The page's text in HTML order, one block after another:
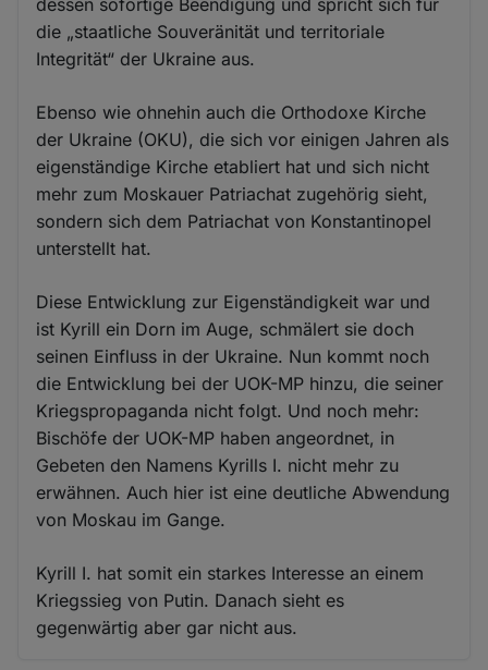
die „staatliche Souveränität und territoriale
Integrität“ der Ukraine aus.
Ebenso wie ohnehin auch die Orthodoxe Kirche
der Ukraine (OKU), die sich vor einigen Jahren als
eigenständige Kirche etabliert hat und sich nicht
mehr zum Moskauer Patriachat zugehörig sieht,
sondern sich dem Patriachat von Konstantinopel
unterstellt hat.
Diese Entwicklung zur Eigenständigkeit war und
ist Kyrill ein Dorn im Auge, schmälert sie doch
seinen Einfluss in der Ukraine. Nun kommt noch
die Entwicklung bei der UOK-MP hinzu, die seiner
Kriegspropaganda nicht folgt. Und noch mehr:
Bischöfe der UOK-MP haben angeordnet, in
Gebeten den Namens Kyrills I. nicht mehr zu
erwähnen. Auch hier ist eine deutliche Abwendung
von Moskau im Gange.
Kyrill I. hat somit ein starkes Interesse an einem
Kriegssieg von Putin. Danach sieht es
gegenwärtig aber gar nicht aus.